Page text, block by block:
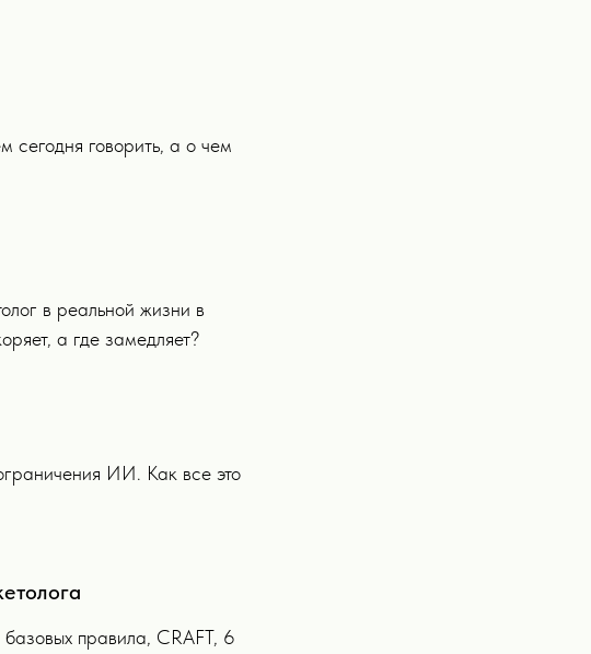
сегодня говорить, а о чем
в реальной жизни в
а где замедляет?
ИИ. Как все это
правила, CRAFT, 6